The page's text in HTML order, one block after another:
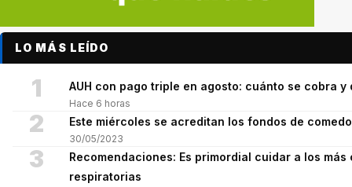
LO MÁS LEÍDO
1 AUH con pago triple en agosto: cuánto se cobra
Hace 6 horas
2 Este miércoles se acreditan los fondos de
30/05/2023
3
Recomendaciones: Es primordial cuidar a los
respiratorias